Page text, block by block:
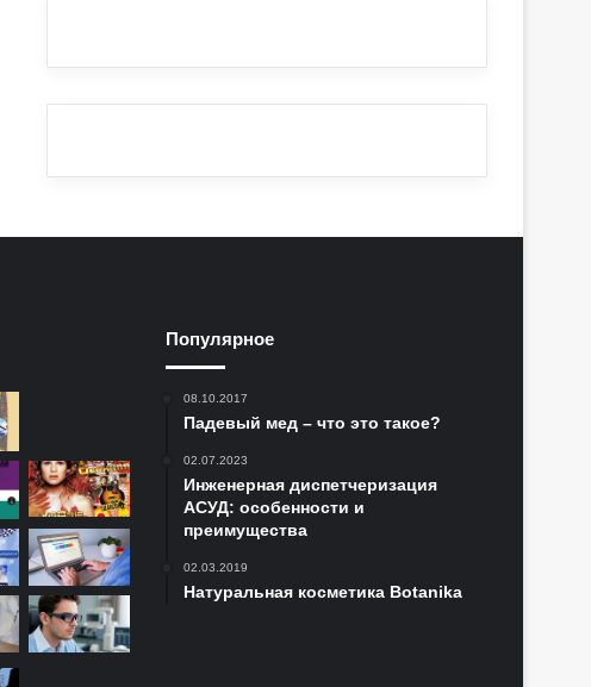
Популярное
08.10.2017
Падевый мед – что это такое?
02.07.2023
Инженерная диспетчеризация
АСУД: особенности и
преимущества
02.03.2019
Натуральная косметика Botanika